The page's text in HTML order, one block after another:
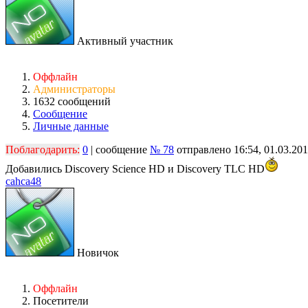
Активный участник
Оффлайн
Администраторы
1632 сообщений
Сообщение
Личные данные
Поблагодарить: 0 | сообщение № 78 отправлено 16:54,
Добавились Discovery Science HD и Discovery TLC HD
cahca48
Новичок
Оффлайн
Посетители